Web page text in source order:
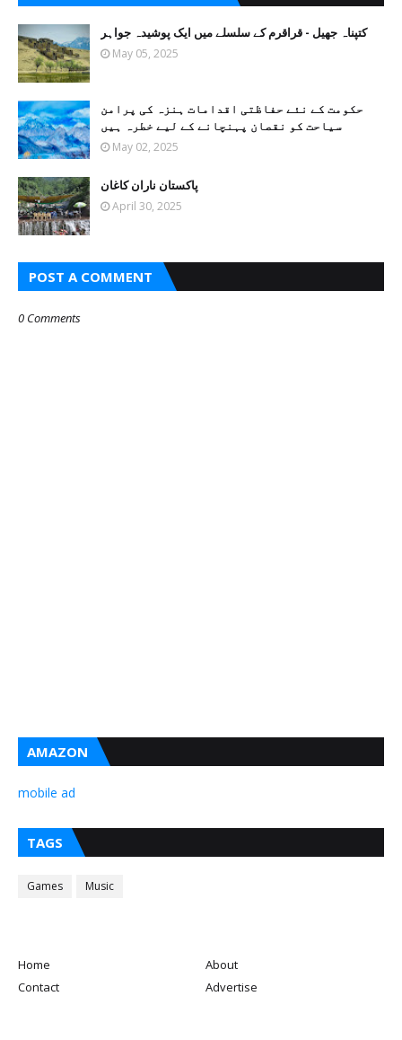
کتپناہ جھیل - قراقرم کے سلسلے میں ایک پوشیدہ جواہر
May 05, 2025
حکومت کے نئے حفاظتی اقدامات ہنزہ کی پرامن
سیاحت کو نقصان پہنچانے کے لیے خطرہ ہیں
May 02, 2025
پاکستان ناران کاغان
April 30, 2025
POST A COMMENT
0 Comments
AMAZON
mobile ad
TAGS
Games Music
Home
About
Contact
Advertise